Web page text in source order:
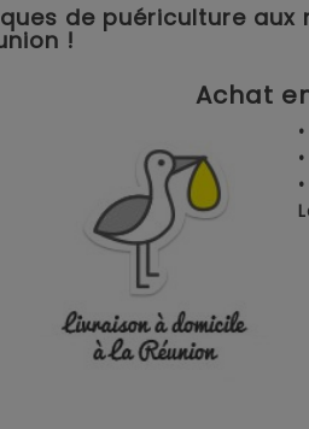
de puériculture aux
!
Achat